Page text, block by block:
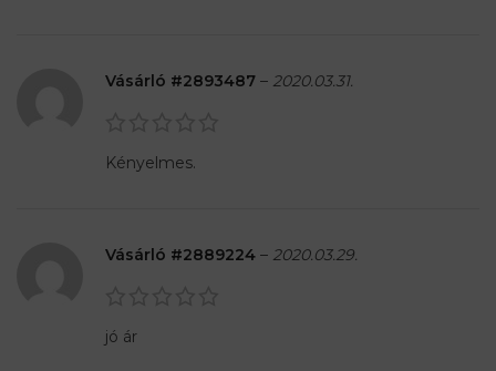
Vásárló #2893487 – 2020.03.31.
Kényelmes.
Vásárló #2889224 – 2020.03.29.
jó ár